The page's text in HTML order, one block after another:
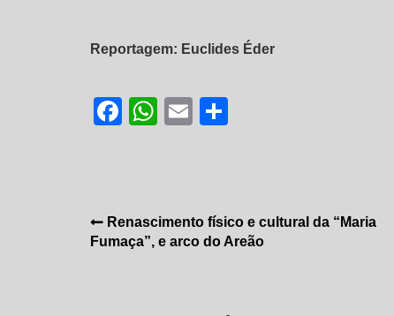
Reportagem: Euclides Éder
Facebook
WhatsApp
Email
Navegação
de
Renascimento físico e cultural da “Maria
Fumaça”, e arco do Areão